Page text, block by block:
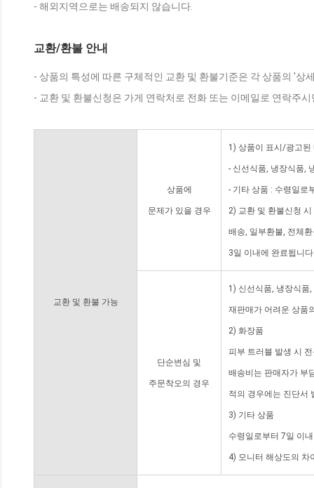
- 해외지역으로는 배송되지 않습니다.
교환/환불 안내
- 상품의 특성에 따른 구체적인 교환 및 환불기준은 각 상품의 '상
- 교환 및 환불신청은 가게 연락처로 전화 또는 이메일로 연락주
교환 및 환불 가능
상품에
문제가 있을 경우
1) 상품이 표시/광고된
- 신선식품, 냉장식품,
- 기타 상품 : 수령일로
2) 교환 및 환불신청
배송, 일부환불, 전체
3일 이내에 완료됩니
단순변심 및
주문착오의 경우
1) 신선식품, 냉장식품
재판매가 어려운 상품
2) 화장품
피부 트러블 발생 시
배송비는 판매자가 부
적의 경우에는 진단서
3) 기타 상품
수령일로부터 7일 이
4) 모니터 해상도의 차